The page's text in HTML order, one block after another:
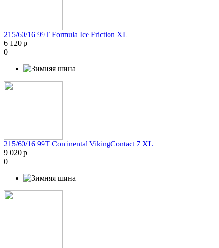
215/60/16 99T Formula Ice Friction XL
6 120 р
0
215/60/16 99T Continental VikingContact 7 XL
9 020 р
0